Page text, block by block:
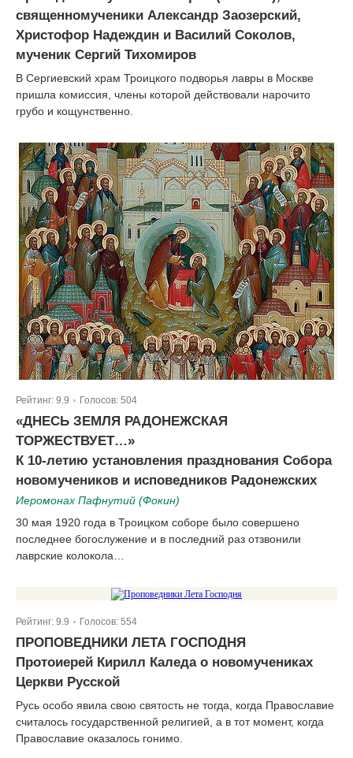
священномученики Александр Заозерский,
Христофор Надеждин и Василий Соколов,
мученик Сергий Тихомиров
В Сергиевский храм Троицкого подворья лавры в Москве
пришла комиссия, члены которой действовали нарочито
грубо и кощунственно.
Рейтинг: 9.9 Голосов: 504
«ДНЕСЬ ЗЕМЛЯ РАДОНЕЖСКАЯ
ТОРЖЕСТВУЕТ…»
К 10-летию установления празднования Собора
новомучеников и исповедников Радонежских
Иеромонах Пафнутий (Фокин)
30 мая 1920 года в Троицком соборе было совершено
последнее богослужение и в последний раз отзвонили
лаврские колокола…
Рейтинг: 9.9 Голосов: 554
ПРОПОВЕДНИКИ ЛЕТА ГОСПОДНЯ
Протоиерей Кирилл Каледа о новомучениках
Церкви Русской
Русь особо явила свою святость не тогда, когда Православие
считалось государственной религией, а в тот момент, когда
Православие оказалось гонимо.